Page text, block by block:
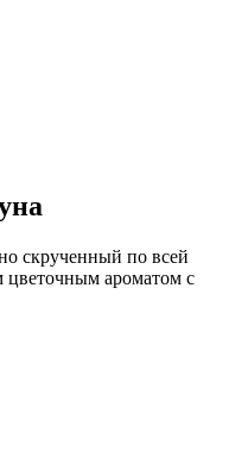
скрученный по всей
цветочным ароматом с